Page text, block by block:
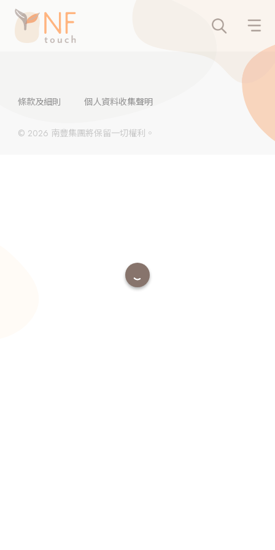
條款及細則 個人資料收集聲明
© 2026 南豐集團將保留一切權利。